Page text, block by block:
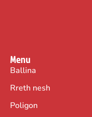
Menu
Ballina
Rreth nesh
Poligon